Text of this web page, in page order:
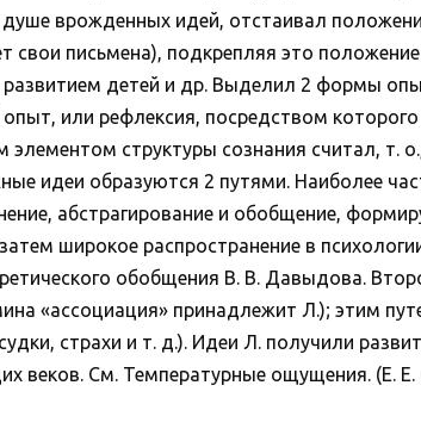
врожденных идей, отстаивал
письмена), подкрепляя это
детей и др. Выделил 2 формы
или рефлексия, посредством которого
элементом структуры сознания считал, т.
идеи образуются 2 путями. Наиболее
абстрагирование и обобщение,
широкое распространение в
обобщения В. В. Давыдова.
«ассоциация» принадлежит Л.); этим
страхи и т. д.). Идеи Л. получили
веков. См. Температурные ощущения. (Е. Е.